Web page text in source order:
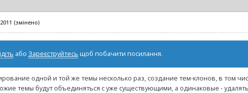
(змінено)
або Зареєструйтесь щоб побачити посилання.
одной и той же темы несколько раз, создание тем-клонов, в том
темы будут объединяться с уже существующими, а одинаковые -